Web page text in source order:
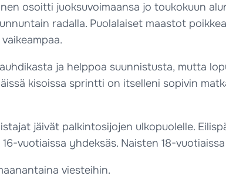
osoitti juoksuvoimaansa jo toukokuun
radalla. Puolalaiset maastot
ja helppoa suunnistusta, mutta
kisoissa sprintti on itselleni sopivin
jäivät palkintosijojen ulkopuolelle.
vuotiaissa yhdeksäs. Naisten 18-
viesteihin.